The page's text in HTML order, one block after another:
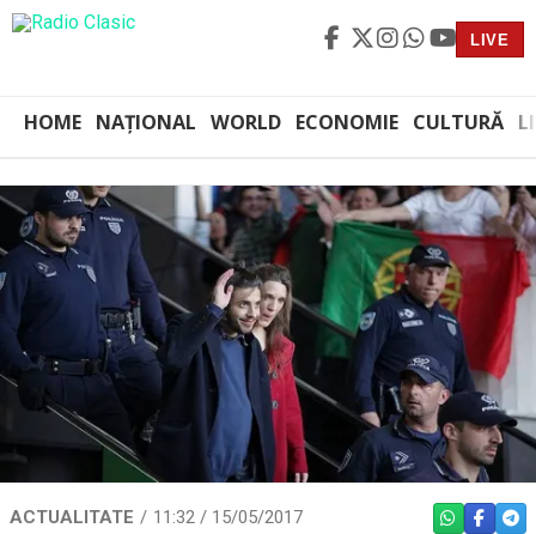
LIVE
HOME NAȚIONAL WORLD ECONOMIE CULTURĂ
ACTUALITATE 11:32 / 15/05/2017 WHATSAPP